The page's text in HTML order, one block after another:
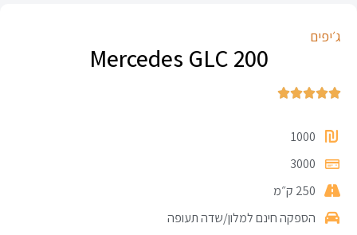
ג׳יפים
Mercedes GLC 200





1000
3000
250 ק״מ
הספקה חינם למלון/שדה תעופה